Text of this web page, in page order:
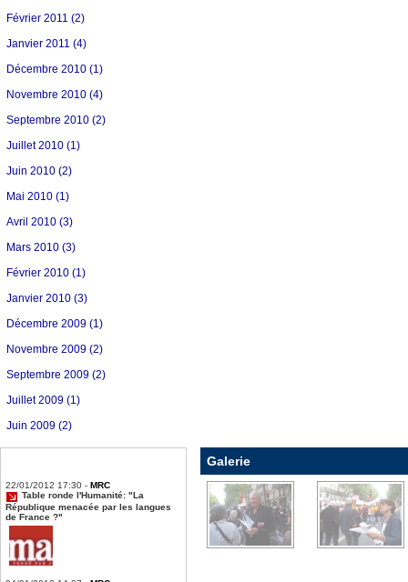
Février 2011 (2)
Janvier 2011 (4)
Décembre 2010 (1)
Novembre 2010 (4)
Septembre 2010 (2)
Juillet 2010 (1)
Juin 2010 (2)
Mai 2010 (1)
Avril 2010 (3)
Mars 2010 (3)
Février 2010 (1)
Janvier 2010 (3)
Décembre 2009 (1)
Novembre 2009 (2)
Septembre 2009 (2)
Juillet 2009 (1)
Juin 2009 (2)
22/01/2012 17:30 - MRC
Table ronde l'Humanité: "La
République menacée par les langues
de France ?"
Galerie